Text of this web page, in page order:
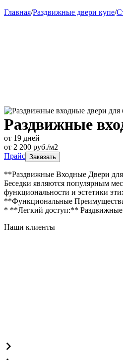
Главная/Раздвижные двери купе/
Раздвижные
от 19 дней
от 2 200 руб./м2
Прайс Заказать
**Раздвижные Входные Двери
Беседки являются популярным
функциональности и эстетики
**Функциональные
* **Легкий доступ:** Раздвижные
Наши клиенты